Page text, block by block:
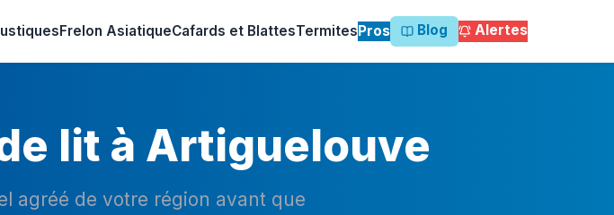
Frelon AsiatiqueCafards et BlattesTermitesPros Blog Alertes
lit à Artiguelouve
agréé de votre région avant que